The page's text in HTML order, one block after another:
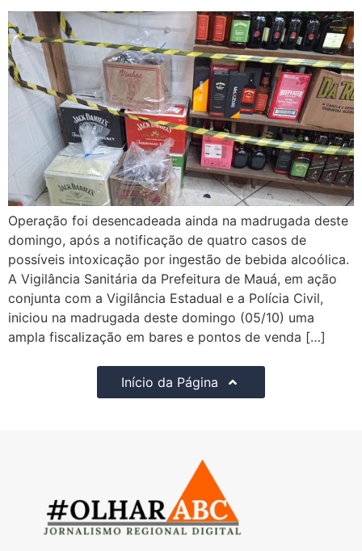
Operação foi desencadeada ainda na madrugada deste
domingo, após a notificação de quatro casos de
possíveis intoxicação por ingestão de bebida alcoólica.
A Vigilância Sanitária da Prefeitura de Mauá, em ação
conjunta com a Vigilância Estadual e a Polícia Civil,
iniciou na madrugada deste domingo (05/10) uma
ampla fiscalização em bares e pontos de venda […]
Início da Página